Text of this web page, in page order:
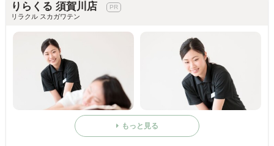
りらくる 須賀川店
リラクル スカガワテン
もっと見る